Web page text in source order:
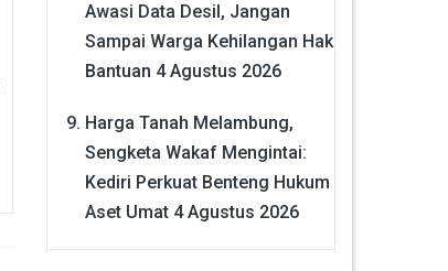
Awasi Data Desil, Jangan
Sampai Warga Kehilangan Hak
Bantuan 4 Agustus 2026
Harga Tanah Melambung,
Sengketa Wakaf Mengintai:
Kediri Perkuat Benteng Hukum
Aset Umat 4 Agustus 2026